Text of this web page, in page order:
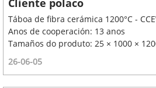
Cliente polaco
Táboa de fibra cerámica 1200°C -
Anos de cooperación: 13 anos
Tamaños do produto: 25 × 1000 ×
26-06-05